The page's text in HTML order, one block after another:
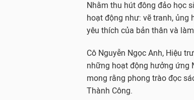
Nhằm thu hút đông đảo học
hoạt động như: vẽ tranh, ủng
yêu thích của bản thân và
Cô Nguyễn Ngọc Anh, Hiệu
những hoạt động hưởng ứng
mong rằng phong trào đọc
Thành Công.